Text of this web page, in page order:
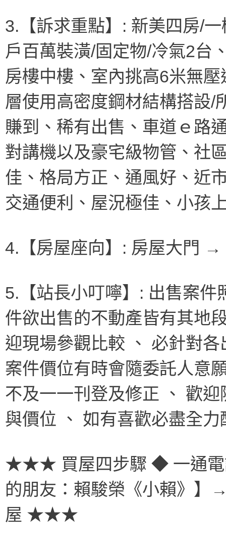
3.【訴求重點】: 新美四房/
戶百萬裝潢/固定物/冷氣2台
房樓中樓、室內挑高6米無
層使用高密度鋼材結構搭設/
賺到、稀有出售、車道ｅ路
對講機以及豪宅級物管、社
佳、格局方正、通風好、近
交通便利、屋況極佳、小孩
4.【房屋座向】: 房屋大門 →
5.【站長小叮嚀】: 出售案件
件欲出售的不動產皆有其地
迎現場參觀比較 、 必針對
案件價位有時會隨委託人意
不及一一刊登及修正 、 歡
與價位 、 如有喜歡必盡全
★★★ 買屋四步驟 ◆ 一通電
的朋友：賴駿榮《小賴》
屋 ★★★